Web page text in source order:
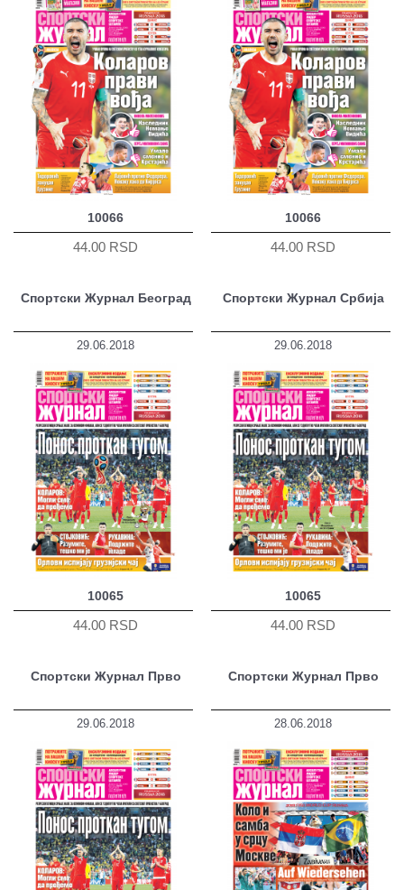
10066
44.00 RSD
10066
44.00 RSD
Спортски Журнал Београд
29.06.2018
10065
44.00 RSD
Спортски Журнал Србија
29.06.2018
10065
44.00 RSD
Спортски Журнал Прво
29.06.2018
Спортски Журнал Прво
28.06.2018